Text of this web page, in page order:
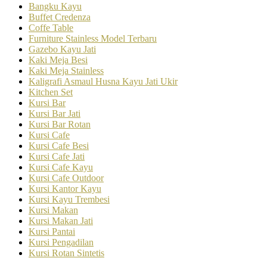
Bangku Kayu
Buffet Credenza
Coffe Table
Furniture Stainless Model Terbaru
Gazebo Kayu Jati
Kaki Meja Besi
Kaki Meja Stainless
Kaligrafi Asmaul Husna Kayu Jati Ukir
Kitchen Set
Kursi Bar
Kursi Bar Jati
Kursi Bar Rotan
Kursi Cafe
Kursi Cafe Besi
Kursi Cafe Jati
Kursi Cafe Kayu
Kursi Cafe Outdoor
Kursi Kantor Kayu
Kursi Kayu Trembesi
Kursi Makan
Kursi Makan Jati
Kursi Pantai
Kursi Pengadilan
Kursi Rotan Sintetis